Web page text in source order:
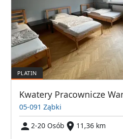
05-091 Ząbki
2-20 Osób
11,36 km